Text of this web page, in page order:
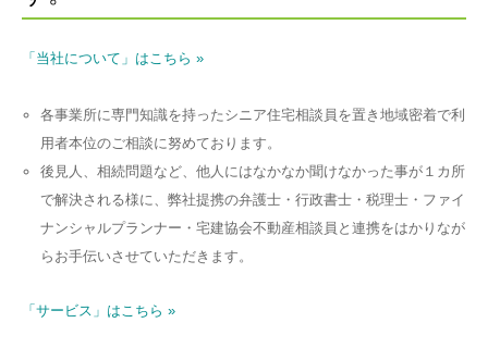
「当社について」はこちら »
各事業所に専門知識を持ったシニア住宅相談員を置き地域密着で利
用者本位のご相談に努めております。
後見人、相続問題など、他人にはなかなか聞けなかった事が１カ所
で解決される様に、弊社提携の弁護士・行政書士・税理士・ファイ
ナンシャルプランナー・宅建協会不動産相談員と連携をはかりなが
らお手伝いさせていただきます。
「サービス」はこちら »
アクセス